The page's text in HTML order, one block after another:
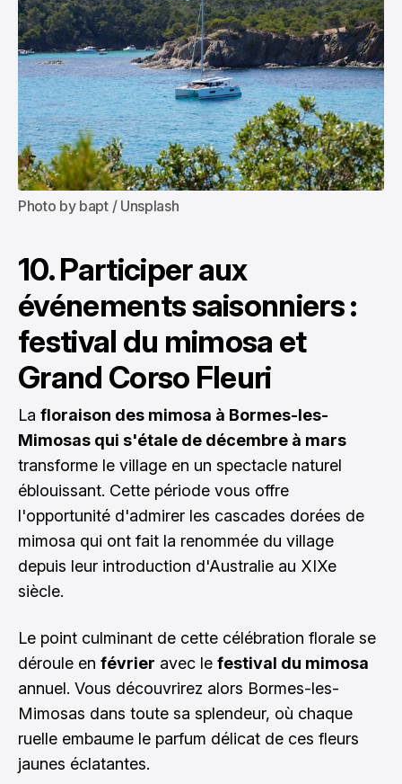
Photo by bapt / Unsplash
10. Participer aux
événements saisonniers :
festival du mimosa et
Grand Corso Fleuri
La floraison des mimosa à Bormes-les-
Mimosas qui s'étale de décembre à mars
transforme le village en un spectacle naturel
éblouissant. Cette période vous offre
l'opportunité d'admirer les cascades dorées de
mimosa qui ont fait la renommée du village
depuis leur introduction d'Australie au XIXe
siècle.
Le point culminant de cette célébration florale se
déroule en février avec le festival du mimosa
annuel. Vous découvrirez alors Bormes-les-
Mimosas dans toute sa splendeur, où chaque
ruelle embaume le parfum délicat de ces fleurs
jaunes éclatantes.